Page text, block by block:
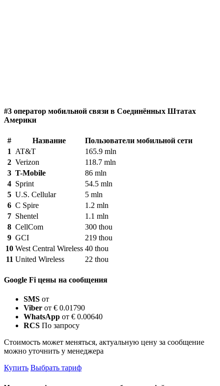
#3 оператор мобильной связи в Соединённых Штатах
Америки
# Название
Пользователи мобильной сети
1
AT&T
165.9 mln
2 Verizon
118.7 mln
3 T-Mobile
86 mln
4 Sprint
54.5 mln
5 U.S. Cellular
5 mln
6 C Spire
1.2 mln
7 Shentel
1.1 mln
8 CellCom
300 thou
9 GCI
219 thou
10 West Central Wireless 40 thou
11 United Wireless 22 thou
Google Fi цены на сообщения
SMS от
Viber от € 0.01790
WhatsApp от € 0.00640
RCS По запросу
Стоимость может меняться, актуальную цену за сообщение
можно уточнить у менеджера
Купить Выбрать тариф